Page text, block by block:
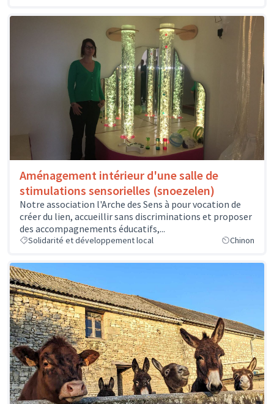
Aménagement intérieur d'une salle de
stimulations sensorielles (snoezelen)
Notre association l'Arche des Sens à pour vocation de
créer du lien, accueillir sans discriminations et proposer
des accompagnements éducatifs,...
Solidarité et développement local Chinon